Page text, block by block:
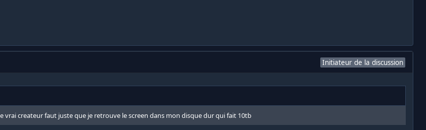
Initiateur de la discussion
vrai createur faut juste que je retrouve le screen dans mon disque dur qui fait 10tb